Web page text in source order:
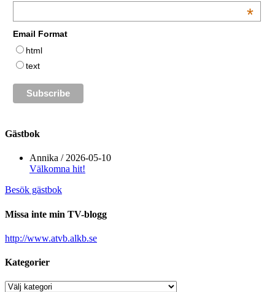
*
Email Format
html
text
Gästbok
Annika / 2026-05-10
Välkomna hit!
Besök gästbok
Missa inte min TV-blogg
http://www.atvb.alkb.se
Kategorier
Kategorier